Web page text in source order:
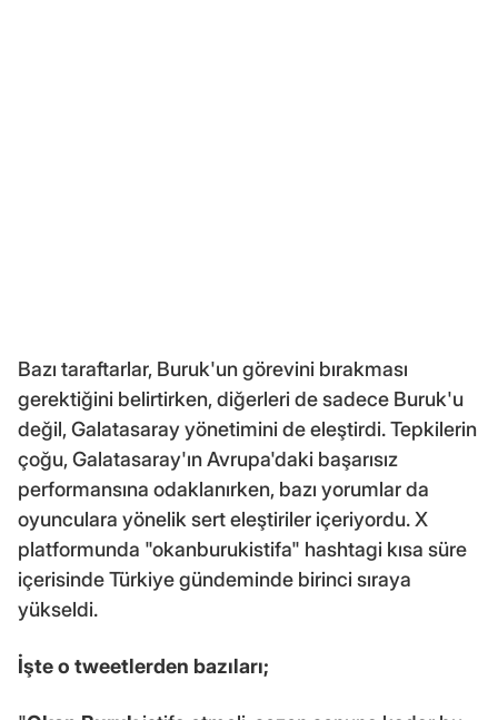
Bazı taraftarlar, Buruk'un görevini bırakması
gerektiğini belirtirken, diğerleri de sadece Buruk'u
değil, Galatasaray yönetimini de eleştirdi. Tepkilerin
çoğu, Galatasaray'ın Avrupa'daki başarısız
performansına odaklanırken, bazı yorumlar da
oyunculara yönelik sert eleştiriler içeriyordu. X
platformunda "okanburukistifa" hashtagi kısa süre
içerisinde Türkiye gündeminde birinci sıraya
yükseldi.
İşte o tweetlerden bazıları;